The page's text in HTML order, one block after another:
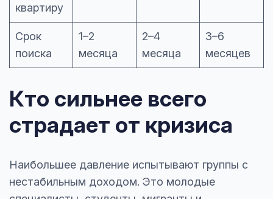
квартиру
Срок
поиска
1–2
месяца
2–4
месяца
3–6
месяцев
Кто сильнее всего
страдает от кризиса
Наибольшее давление испытывают группы с
нестабильным доходом. Это молодые